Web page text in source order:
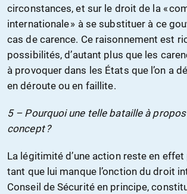
circonstances, et sur le droit de la «
internationale » à se substituer à ce
cas de carence. Ce raisonnement est
possibilités, d’autant plus que les
à provoquer dans les États que l’on a
en déroute ou en faillite.
5 – Pourquoi une telle bataille à propos
concept ?
La légitimité d’une action reste en
tant que lui manque l’onction du droit
Conseil de Sécurité en principe,